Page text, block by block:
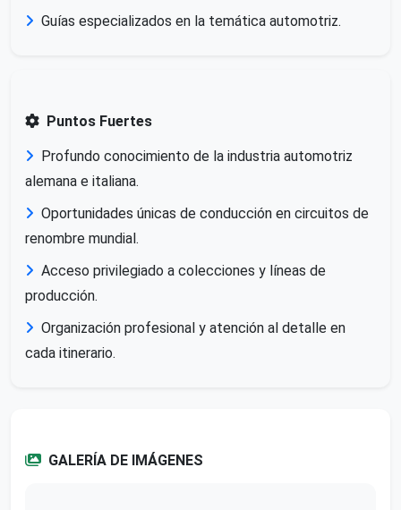
Guías especializados en la temática automotriz.
Puntos Fuertes
Profundo conocimiento de la industria automotriz
alemana e italiana.
Oportunidades únicas de conducción en circuitos de
renombre mundial.
Acceso privilegiado a colecciones y líneas de
producción.
Organización profesional y atención al detalle en
cada itinerario.
GALERÍA DE IMÁGENES